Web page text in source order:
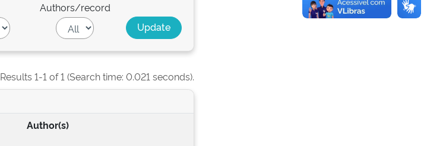
Authors/record
Results 1-1 of 1 (Search time: 0.021 seconds).
Author(s)